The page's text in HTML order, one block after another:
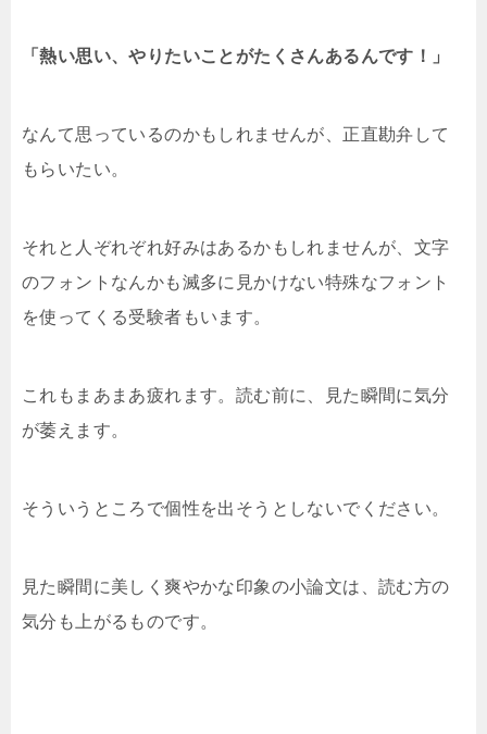
「熱い思い、やりたいことがたくさんあるんです！」
なんて思っているのかもしれませんが、正直勘弁して
もらいたい。
それと人ぞれぞれ好みはあるかもしれませんが、文字
のフォントなんかも滅多に見かけない特殊なフォント
を使ってくる受験者もいます。
これもまあまあ疲れます。読む前に、見た瞬間に気分
が萎えます。
そういうところで個性を出そうとしないでください。
見た瞬間に美しく爽やかな印象の小論文は、読む方の
気分も上がるものです。